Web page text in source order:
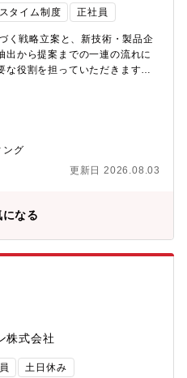
ら判断し、優先順位を整理しな
正確に把握したうえで、設計部
などの関係部門と連携し、仕様
整をファシリテートしながら具
や販売会社対応は必要に応じて
ニカルサポートや製品セミナー
は、定期的にデータを確認・分
策として提案し、関係者を巻き
のスピードと質の向上に貢献す
を一貫して推進できる点に大
係部門を巻き込みながら意思
開）にも貢献できる。【持っ
験・商品企画・プロダクトマネ
タイム制度 正社員
く戦略立案と、新技術・製品企
出から提案までの一連の流れに
な役割を担っていただきます。
の策定・自社・顧客・競合のデ
可視化 ・技術ロードマップをも
プレゼン資料の作成および報告
品の企画推進 ★BtoBマーケティ
企画部】 インテリア開発室 企
ョン。年齢構成も幅広く、意見
平均残業は20～30hで、ワーク
。■こんな方におすすめ：市場分
開発に結びつけるやりがいを求
活かしたい方にピッタリで
ング
更新日 2026.08.03
になる
株式会社
土日休み